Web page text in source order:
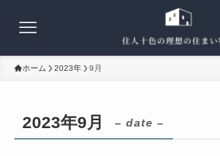
ホーム 2023年 9月
2023年9月 – date –